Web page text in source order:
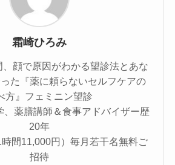
霜崎ひろみ
、顔で原因がわかる望診法とあな
た『薬に頼らないセルフケアの
方』フェミニン望診
、薬膳講師＆食事アドバイザー歴
20年
時間11,000円）毎月若干名無料ご
招待